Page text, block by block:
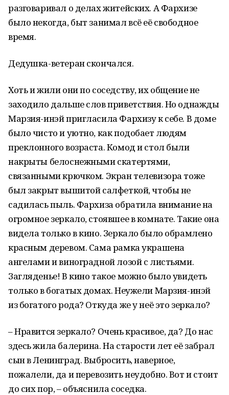
разговаривал о делах житейских. А Фархизе
было некогда, быт занимал всё её свободное
время.
Дедушка-ветеран скончался.
Хоть и жили они по соседству, их общение не
заходило дальше слов приветствия. Но однажды
Марзия-инэй пригласила Фархизу к себе. В доме
было чисто и уютно, как подобает людям
преклонного возраста. Комод и стол были
накрыты белоснежными скатертями,
связанными крючком. Экран телевизора тоже
был закрыт вышитой салфеткой, чтобы не
садилась пыль. Фархиза обратила внимание на
огромное зеркало, стоявшее в комнате. Такие она
видела только в кино. Зеркало было обрамлено
красным деревом. Сама рамка украшена
ангелами и виноградной лозой с листьями.
Загляденье! В кино такое можно было увидеть
только в богатых домах. Неужели Марзия-инэй
из богатого рода? Откуда же у неё это зеркало?
– Нравится зеркало? Очень красивое, да? До нас
здесь жила балерина. На старости лет её забрал
сын в Ленинград. Выбросить, наверное,
пожалели, да и перевозить неудобно. Вот и стоит
до сих пор, – объяснила соседка.